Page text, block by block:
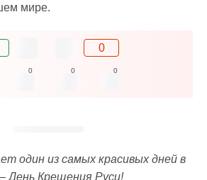
мире.
0
0 0 0
один из самых красивых дней в
День Крещения Руси!